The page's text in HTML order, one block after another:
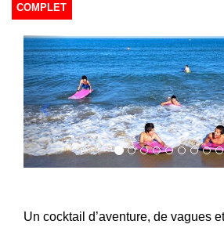
COMPLET
Previous
Un cocktail d’aventure, de vagues